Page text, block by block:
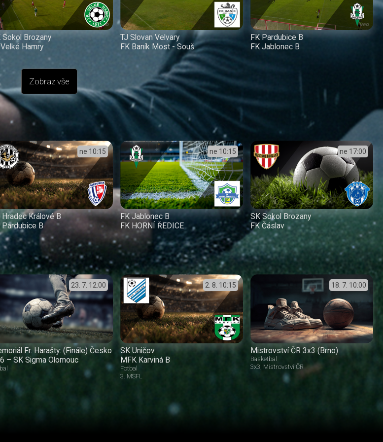
Sokol Brozany
Hamry
TJ Slovan Velvary
FK Baník Most - Souš
FK Pardubice B
FK Jablonec B
Zobraz vše
ne 10:15
Hradec Králové B
Pardubice B
ne 10:15
FK Jablonec B
FK HORNÍ ŘEDICE
ne 17:00
SK Sokol Brozany
FK Čáslav
23. 7. 12:00
Fr. Harašty: (Finále) Česko
– SK Sigma Olomouc
2. 8. 10:15
SK Uničov
MFK Karviná B
Fotbal
3. MSFL
18. 7. 10:00
Mistrovství ČR 3x3 (Brno)
Basketbal
3x3 Mistrovství ČR